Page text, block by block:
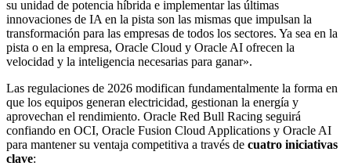
su unidad de potencia híbrida e implementar las últimas
innovaciones de IA en la pista son las mismas que impulsan la
transformación para las empresas de todos los sectores. Ya sea en la
pista o en la empresa, Oracle Cloud y Oracle AI ofrecen la
velocidad y la inteligencia necesarias para ganar».
Las regulaciones de 2026 modifican fundamentalmente la forma en
que los equipos generan electricidad, gestionan la energía y
aprovechan el rendimiento. Oracle Red Bull Racing seguirá
confiando en OCI, Oracle Fusion Cloud Applications y Oracle AI
para mantener su ventaja competitiva a través de cuatro iniciativas
clave: